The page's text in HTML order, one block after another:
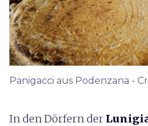
Panigacci aus Podenzana -
In den Dörfern der